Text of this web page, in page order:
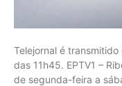
Telejornal é
das 11h45. EPTV1 –
de segunda-feira a